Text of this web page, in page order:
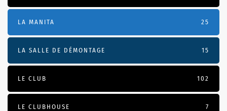
LA MANITA 25
LA SALLE DE DÉMONTAGE 15
LE CLUB 102
LE CLUBHOUSE 7